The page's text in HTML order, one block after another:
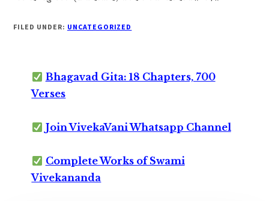
FILED UNDER: UNCATEGORIZED
Bhagavad Gita: 18 Chapters, 700
Verses
Join VivekaVani Whatsapp Channel
Complete Works of Swami
Vivekananda